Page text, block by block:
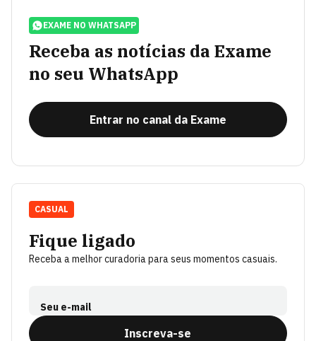
EXAME NO WHATSAPP
Receba as notícias da Exame
no seu WhatsApp
Entrar no canal da Exame
Fique ligado
Receba a melhor curadoria para seus momentos casuais.
Seu e-mail
Inscreva-se
CASUAL